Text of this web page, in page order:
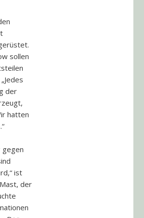
sollen
der
hatten
gegen
ist
der